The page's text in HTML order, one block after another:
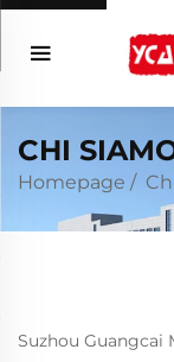
CHI
Homepage /
Suzhou Guangcai